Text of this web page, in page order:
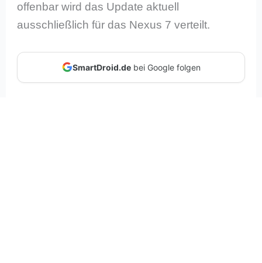
offenbar wird das Update aktuell
ausschließlich für das Nexus 7 verteilt.
SmartDroid.debei Google folgen